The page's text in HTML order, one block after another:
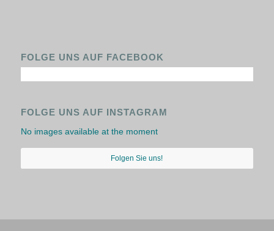
FOLGE UNS AUF FACEBOOK
FOLGE UNS AUF INSTAGRAM
No images available at the moment
Folgen Sie uns!